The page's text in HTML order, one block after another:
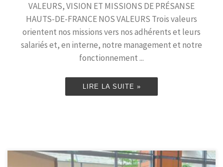
VALEURS, VISION ET MISSIONS DE PRÉSANSE
HAUTS-DE-FRANCE NOS VALEURS Trois valeurs
orientent nos missions vers nos adhérents et leurs
salariés et, en interne, notre management et notre
fonctionnement ...
LIRE LA SUITE »